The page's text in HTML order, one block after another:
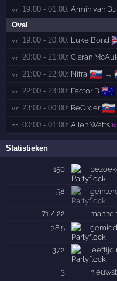
vr 19:00 - 01:00: Armin van
Oval
vr 19:00 - 20:00: Luke Bond
vr 20:00 - 21:00: Ciaran
vr 21:00 - 22:00: Nifra 🇸🇰 →
vr 22:00 - 23:00: Factor B 🇦🇺
vr 23:00 - 00:00: ReOrder 🇸🇰
za 00:00 - 01:00: Allen Watts
Statistieken
150
58
71 / 22 ·
38.5
37.2 leeftijd
3 ·